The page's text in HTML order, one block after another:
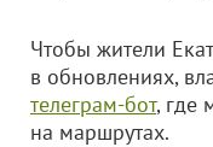
Чтобы жители
в обновлениях,
телеграм-бот, где
на маршрутах.